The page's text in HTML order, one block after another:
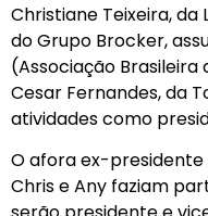
Christiane Teixeira, da
do Grupo Brocker,
(Associação
Cesar Fernandes, da
atividades como
O afora ex-presidente
Chris e Any faziam